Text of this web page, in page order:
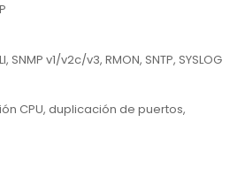
v1/v2c/v3, RMON, SNTP, SYSLOG
CPU, duplicación de puertos,